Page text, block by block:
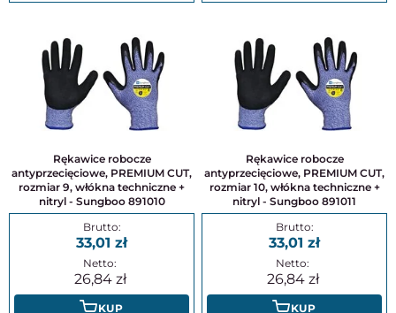
Rękawice robocze
antyprzecięciowe, PREMIUM CUT,
rozmiar 9, włókna techniczne +
nitryl - Sungboo 891010
33,01
26,84
KUP
Rękawice robocze
antyprzecięciowe, PREMIUM CUT,
rozmiar 10, włókna techniczne +
nitryl - Sungboo 891011
33,01
26,84
KUP